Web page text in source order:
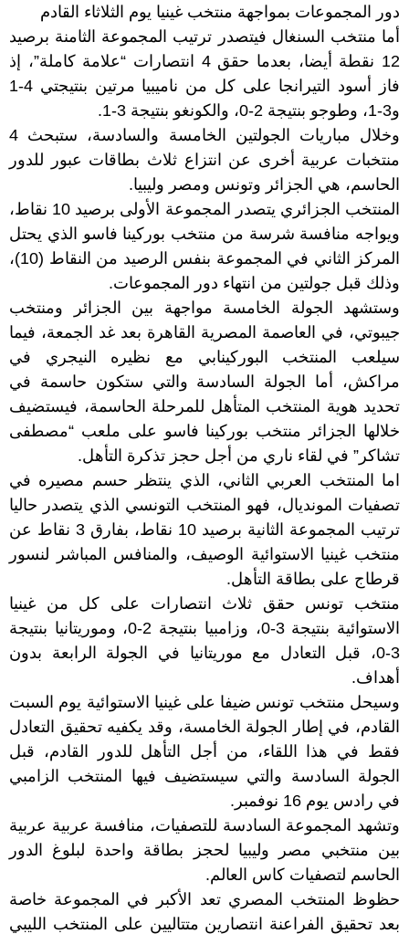
دور المجموعات بمواجهة منتخب غينيا يوم الثلاثاء القادم
أما منتخب السنغال فيتصدر ترتيب المجموعة الثامنة برصيد
12 نقطة أيضا، بعدما حقق 4 انتصارات “علامة كاملة”، إذ
فاز أسود التيرانجا على كل من ناميبيا مرتين بنتيجتي 4-1
و3-1، وطوجو بنتيجة 2-0، والكونغو بنتيجة 3-1.
وخلال مباريات الجولتين الخامسة والسادسة، ستبحث 4
منتخبات عربية أخرى عن انتزاع ثلاث بطاقات عبور للدور
الحاسم، هي الجزائر وتونس ومصر وليبيا.
المنتخب الجزائري يتصدر المجموعة الأولى برصيد 10 نقاط،
ويواجه منافسة شرسة من منتخب بوركينا فاسو الذي يحتل
المركز الثاني في المجموعة بنفس الرصيد من النقاط (10)،
وذلك قبل جولتين من انتهاء دور المجموعات.
وستشهد الجولة الخامسة مواجهة بين الجزائر ومنتخب
جيبوتي، في العاصمة المصرية القاهرة بعد غد الجمعة، فيما
سيلعب المنتخب البوركينابي مع نظيره النيجري في
مراكش، أما الجولة السادسة والتي ستكون حاسمة في
تحديد هوية المنتخب المتأهل للمرحلة الحاسمة، فيستضيف
خلالها الجزائر منتخب بوركينا فاسو على ملعب “مصطفى
تشاكر” في لقاء ناري من أجل حجز تذكرة التأهل.
اما المنتخب العربي الثاني، الذي ينتظر حسم مصيره في
تصفيات المونديال، فهو المنتخب التونسي الذي يتصدر حاليا
ترتيب المجموعة الثانية برصيد 10 نقاط، بفارق 3 نقاط عن
منتخب غينيا الاستوائية الوصيف، والمنافس المباشر لنسور
قرطاج على بطاقة التأهل.
منتخب تونس حقق ثلاث انتصارات على كل من غينيا
الاستوائية بنتيجة 3-0، وزامبيا بنتيجة 2-0، وموريتانيا بنتيجة
3-0، قبل التعادل مع موريتانيا في الجولة الرابعة بدون
أهداف.
وسيحل منتخب تونس ضيفا على غينيا الاستوائية يوم السبت
القادم، في إطار الجولة الخامسة، وقد يكفيه تحقيق التعادل
فقط في هذا اللقاء، من أجل التأهل للدور القادم، قبل
الجولة السادسة والتي سيستضيف فيها المنتخب الزامبي
في رادس يوم 16 نوفمبر.
وتشهد المجموعة السادسة للتصفيات، منافسة عربية عربية
بين منتخبي مصر وليبيا لحجز بطاقة واحدة لبلوغ الدور
الحاسم لتصفيات كاس العالم.
حظوظ المنتخب المصري تعد الأكبر في المجموعة خاصة
بعد تحقيق الفراعنة انتصارين متتاليين على المنتخب الليبي